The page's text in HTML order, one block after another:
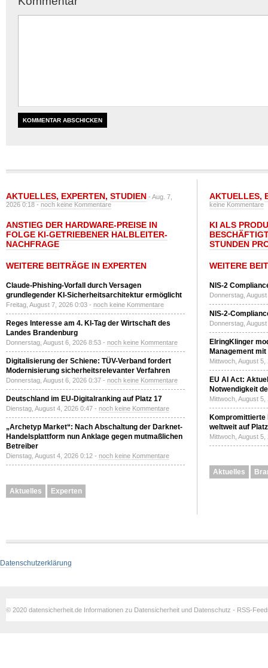
AKTUELLES, EXPERTEN, STUDIEN - Aug. 7,
2026 0:18 -noch keine Kommentare
ANSTIEG DER HARDWARE-PREISE IN
FOLGE KI-GETRIEBENER HALBLEITER-
NACHFRAGE
WEITERE BEITRÄGE IN EXPERTEN
Claude-Phishing-Vorfall durch Versagen
grundlegender KI-Sicherheitsarchitektur ermöglicht
Freitag, August 7, 2026 0:03 - noch keine Kommentare
Reges Interesse am 4. KI-Tag der Wirtschaft des
Landes Brandenburg
Donnerstag, August 6, 2026 8:53 - noch keine Kommentare
Digitalisierung der Schiene: TÜV-Verband fordert
Modernisierung sicherheitsrelevanter Verfahren
Donnerstag, August 6, 2026 0:37 - noch keine Kommentare
Deutschland im EU-Digitalranking auf Platz 17
Dienstag, August 4, 2026 0:47 - noch keine Kommentare
„Archetyp Market“: Nach Abschaltung der Darknet-
Handelsplattform nun Anklage gegen mutmaßlichen
Betreiber
Dienstag, August 4, 2026 0:12 - noch keine Kommentare
Aktuelles Experten
AKTUELLES,
keine Kommentare
KI ALS
STUNDEN
WEITERE
NIS-2
Donnerstag,
NIS-2-
Donnerstag,
ElringKlinger
Management
Mittwoch, August
EU AI Act:
Notwendigkeit
Mittwoch, August
Kompromittierte
weltweit auf
Mittwoch, August
Aktuelles
Datenschutzerklärung
© 2020 datensicherheit.de Informationen zu Datensicherheit und Datenschutz - RSS-